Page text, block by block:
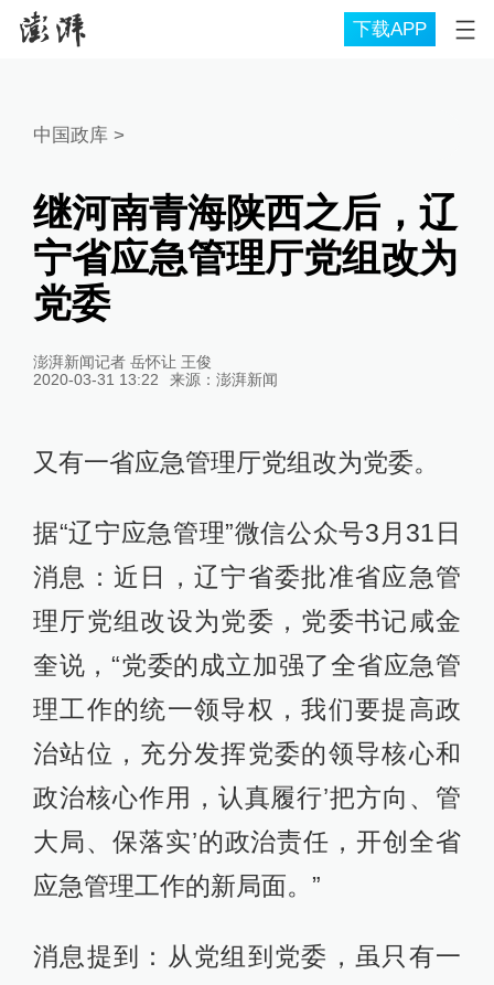
下载APP
中国政库 >
继河南青海陕西之后，辽
宁省应急管理厅党组改为
党委
澎湃新闻记者 岳怀让 王俊
2020-03-31 13:22
来源： 澎湃新闻
又有一省应急管理厅党组改为党委。
据“辽宁应急管理”微信公众号3月31日
消息：近日，辽宁省委批准省应急管
理厅党组改设为党委，党委书记咸金
奎说，“党委的成立加强了全省应急管
理工作的统一领导权，我们要提高政
治站位，充分发挥党委的领导核心和
政治核心作用，认真履行’把方向、管
大局、保落实’的政治责任，开创全省
应急管理工作的新局面。”
消息提到：从党组到党委，虽只有一